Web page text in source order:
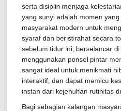
serta disiplin menjaga
yang sunyi adalah momen
masyarakat modern untuk
syaraf dan beristirahat secara
sebelum tidur ini, berselancar
menggunakan ponsel pintar
sangat ideal untuk menikmati
interaktif, dan dapat memicu
instan dari kejenuhan rutinitas
Bagi sebagian kalangan